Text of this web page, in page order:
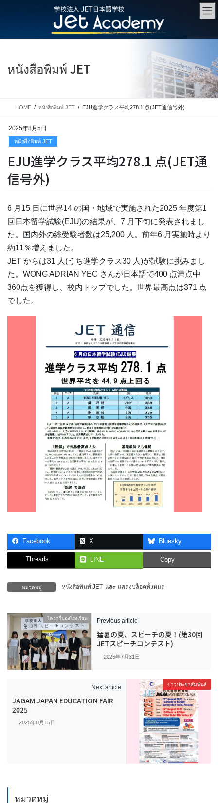
หนังสือพิมพ์ JET
HOME หนังสือพิมพ์ JET EJU進学クラス平均278.1 点(JET通信号外)
2025年8月5日
หนังสือพิมพ์ JET
EJU進学クラス平均278.1 点(JET通
信号外)
6 月15 日に世界14 の国・地域で実施された2025 年度第1
回日本留学試験(EJU)の結果が、7 月下旬に発表されまし
た。国内外の総受験者数は25,200 人。前年6 月実施時より
約11％増えました。
JET からは31 人(うち進学クラス30 人)が試験に挑みまし
た。WONG ADRIAN YEC さんが日本語で400 点満点中
360点を獲得し、校内トップでした。世界最高点は371 点
でした。
Facebook X Bluesky
Threads LINE Copy
หมวดหมู่ หนังสือพิมพ์ JET และ แสดงบล็อคทั้งหมด
ไดอารี่ของโรงเรียน Previous article
猛暑の夏、スピーチの夏！(第30回
JETスピーチコンテスト)
2025年7月31日
ข่าวประชาสัมพันธ์
Next article
JAGAM JAPAN EDUCATION FAIR
2025
2025年8月15日
หมวดหมู่